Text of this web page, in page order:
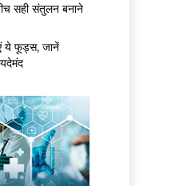
सही संतुलन बनाने
ये फूड्स, जानें